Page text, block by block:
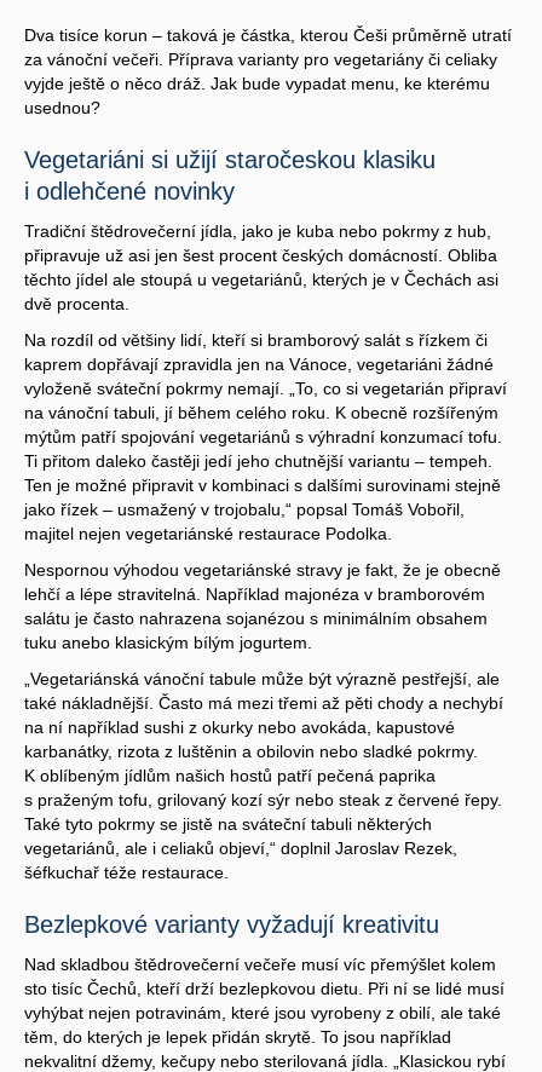
Dva tisíce korun – taková je částka, kterou Češi průměrně utratí
za vánoční večeři. Příprava varianty pro vegetariány či celiaky
vyjde ještě o něco dráž. Jak bude vypadat menu, ke kterému
usednou?
Vegetariáni si užijí staročeskou klasiku
i odlehčené novinky
Tradiční štědrovečerní jídla, jako je kuba nebo pokrmy z hub,
připravuje už asi jen šest procent českých domácností. Obliba
těchto jídel ale stoupá u vegetariánů, kterých je v Čechách asi
dvě procenta.
Na rozdíl od většiny lidí, kteří si bramborový salát s řízkem či
kaprem dopřávají zpravidla jen na Vánoce, vegetariáni žádné
vyloženě sváteční pokrmy nemají. „To, co si vegetarián připraví
na vánoční tabuli, jí během celého roku. K obecně rozšířeným
mýtům patří spojování vegetariánů s výhradní konzumací tofu.
Ti přitom daleko častěji jedí jeho chutnější variantu – tempeh.
Ten je možné připravit v kombinaci s dalšími surovinami stejně
jako řízek – usmažený v trojobalu,“ popsal Tomáš Vobořil,
majitel nejen vegetariánské restaurace Podolka.
Nespornou výhodou vegetariánské stravy je fakt, že je obecně
lehčí a lépe stravitelná. Například majonéza v bramborovém
salátu je často nahrazena sojanézou s minimálním obsahem
tuku anebo klasickým bílým jogurtem.
„Vegetariánská vánoční tabule může být výrazně pestřejší, ale
také nákladnější. Často má mezi třemi až pěti chody a nechybí
na ní například sushi z okurky nebo avokáda, kapustové
karbanátky, rizota z luštěnin a obilovin nebo sladké pokrmy.
K oblíbeným jídlům našich hostů patří pečená paprika
s praženým tofu, grilovaný kozí sýr nebo steak z červené řepy.
Také tyto pokrmy se jistě na sváteční tabuli některých
vegetariánů, ale i celiaků objeví,“ doplnil Jaroslav Rezek,
šéfkuchař téže restaurace.
Bezlepkové varianty vyžadují kreativitu
Nad skladbou štědrovečerní večeře musí víc přemýšlet kolem
sto tisíc Čechů, kteří drží bezlepkovou dietu. Při ní se lidé musí
vyhýbat nejen potravinám, které jsou vyrobeny z obilí, ale také
těm, do kterých je lepek přidán skrytě. To jsou například
nekvalitní džemy, kečupy nebo sterilovaná jídla. „Klasickou rybí